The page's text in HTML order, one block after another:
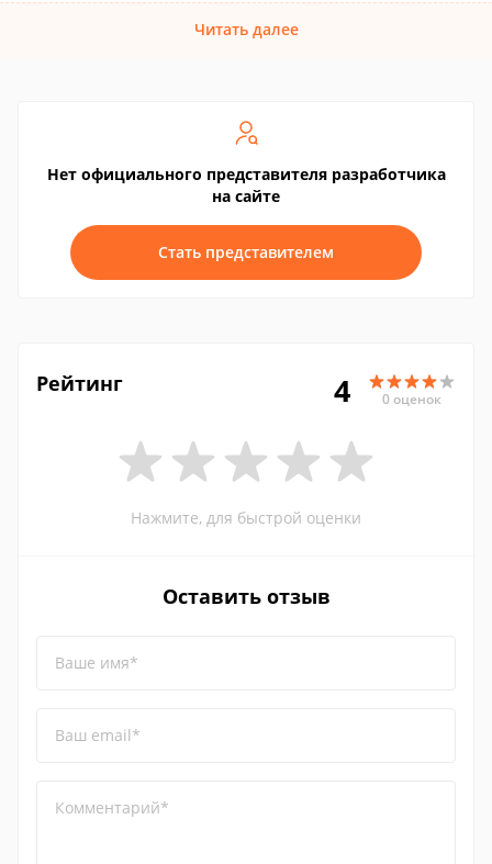
Читать далее
Нет официального представителя разработчика
на сайте
Стать представителем
Рейтинг 4 0 оценок
Нажмите, для быстрой оценки
Оставить отзыв
Ваше имя*
Ваш email*
Комментарий*